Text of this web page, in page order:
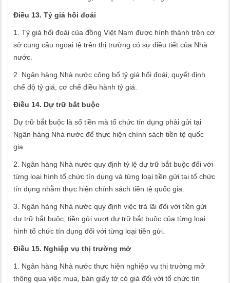
Điều 13. Tỷ giá hối đoái
1. Tỷ giá hối đoái của đồng Việt Nam được hình thành trên cơ
sở cung cầu ngoại tệ trên thị trường có sự điều tiết của Nhà
nước.
2. Ngân hàng Nhà nước công bố tỷ giá hối đoái, quyết định
chế độ tỷ giá, cơ chế điều hành tỷ giá.
Điều 14. Dự trữ bắt buộc
Dự trữ bắt buộc là số tiền mà tổ chức tín dụng phải gửi tại
Ngân hàng Nhà nước để thực hiện chính sách tiền tệ quốc
gia.
2. Ngân hàng Nhà nước quy định tỷ lệ dự trữ bắt buộc đối với
từng loại hình tổ chức tín dụng và từng loại tiền gửi tại tổ chức
tín dụng nhằm thực hiện chính sách tiền tệ quốc gia.
3. Ngân hàng Nhà nước quy định việc trả lãi đối với tiền gửi
dự trữ bắt buộc, tiền gửi vượt dự trữ bắt buộc của từng loại
hình tổ chức tín dụng đối với từng loại tiền gửi.
Điều 15. Nghiệp vụ thị trường mở
1. Ngân hàng Nhà nước thực hiện nghiệp vụ thị trường mở
thông qua việc mua, bán giấy tờ có giá đối với tổ chức tín